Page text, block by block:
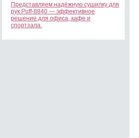
Представляем надёжную сушилку для
рук Puff-8840 — эффективное
решение для офиса, кафе и
спортзала.